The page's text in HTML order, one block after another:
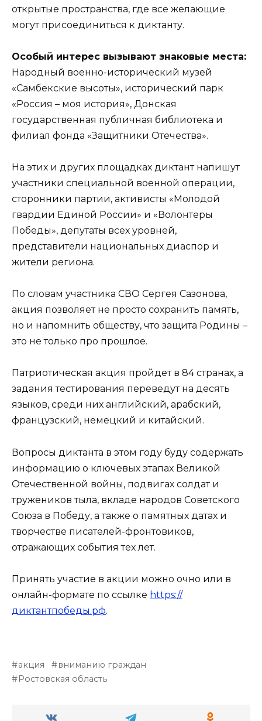
открытые пространства, где все желающие
могут присоединиться к диктанту.
Особый интерес вызывают знаковые места:
Народный военно-исторический музей
«Самбекские высоты», исторический парк
«Россия – моя история», Донская
государственная публичная библиотека и
филиал фонда «Защитники Отечества».
На этих и других площадках диктант напишут
участники специальной военной операции,
сторонники партии, активисты «Молодой
гвардии Единой России» и «Волонтеры
Победы», депутаты всех уровней,
представители национальных диаспор и
жители региона.
По словам участника СВО Сергея Сазонова,
акция позволяет не просто сохранить память,
но и напомнить обществу, что защита Родины –
это не только про прошлое.
Патриотическая акция пройдет в 84 странах, а
задания тестирования переведут на десять
языков, среди них английский, арабский,
французский, немецкий и китайский.
Вопросы диктанта в этом году буду содержать
информацию о ключевых этапах Великой
Отечественной войны, подвигах солдат и
тружеников тыла, вкладе народов Советского
Союза в Победу, а также о памятных датах и
творчестве писателей-фронтовиков,
отражающих события тех лет.
Принять участие в акции можно очно или в
онлайн-формате по ссылке https://
диктантпобеды.рф.
акция
вниманию граждан
Ростовская область